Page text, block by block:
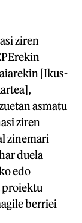
ziren
[Ikus-
asmatu
ziren
zinemari
duela
edo
proiektu
berriei